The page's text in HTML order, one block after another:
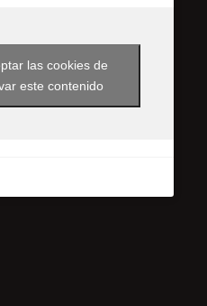
las cookies de
este contenido